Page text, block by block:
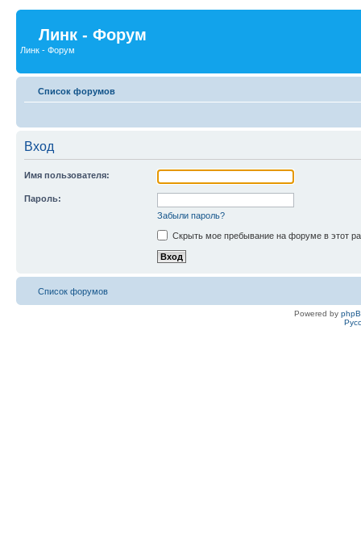
Линк - Форум
Линк - Форум
Список форумов
Вход
Имя пользователя:
Пароль:
Забыли пароль?
Скрыть мое пребывание на форуме в этот
Список форумов
Powered by